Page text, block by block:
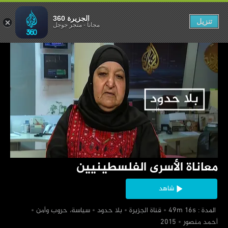
‏معاناة الأسرى الفلسطينيين
شاهد
‏ المدة : 49m 16s
‏قناة الجزيرة ‏بلا حدود
‏سياسة، حروب وأمن
‏أحمد منصور
الفلسطينيين
الجزيرة 360
مجاناً-متجر جوجل تنزيل